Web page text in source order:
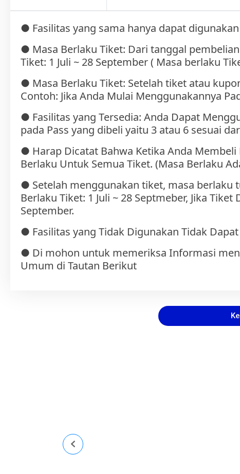
● Fasilitas yang sama hanya dapat
● Masa Berlaku Tiket: Dari tanggal
Tiket: 1 Juli ~ 28 September ( Masa berlaku
● Masa Berlaku Tiket: Setelah tiket atau
Contoh: Jika Anda Mulai Menggunakannya
● Fasilitas yang Tersedia: Anda Dapat
pada Pass yang dibeli yaitu 3 atau 6 sesuai
● Harap Dicatat Bahwa Ketika Anda Membeli
Berlaku Untuk Semua Tiket. (Masa Berlaku
● Setelah menggunakan tiket, masa berlaku
Berlaku Tiket: 1 Juli ~ 28 Septmeber, Jika
September.
● Fasilitas yang Tidak Digunakan Tidak
● Di mohon untuk memeriksa Informasi
Umum di Tautan Berikut